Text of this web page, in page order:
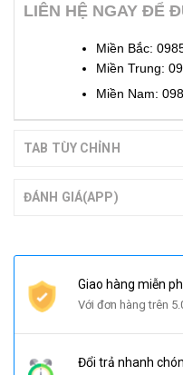
LIÊN HỆ NGAY ĐỂ
Miền Bắc:
Miền Trung:
Miền Nam:
TAB TÙY CHỈNH
ĐÁNH GIÁ(APP)
Giao hàng miễn
Với đơn hàng trên
Đổi trả nhanh